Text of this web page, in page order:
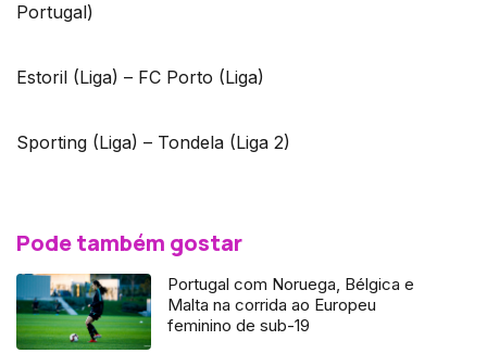
Portugal)
Estoril (Liga) – FC Porto (Liga)
Sporting (Liga) – Tondela (Liga 2)
Pode também gostar
Portugal com Noruega, Bélgica e
Malta na corrida ao Europeu
feminino de sub-19